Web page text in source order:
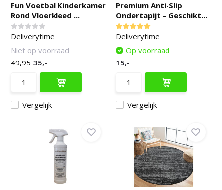
Fun Voetbal Kinderkamer
Rond Vloerkleed ...
Deliverytime
Vergelijk
Niet op voorraad
49,95 35,-
Premium Anti-Slip
Ondertapijt – Geschikt...
Deliverytime
Vergelijk
Op voorraad
15,-